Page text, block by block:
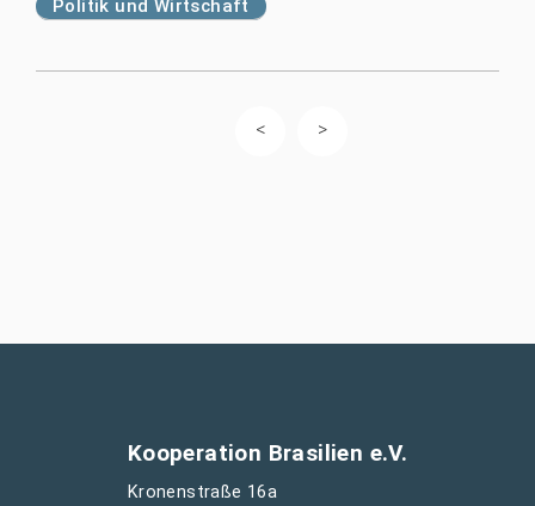
Politik und Wirtschaft
Kooperation Brasilien e.V.
Kronenstraße 16a